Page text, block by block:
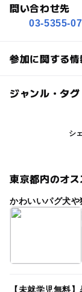
問い合わせ先
03-5355-
参加に関する情
対象年齢
3歳･4歳･5
ジャンル・タグ
タグ
インフィオラー
シ
東京都内のオ
かわいいパグ犬や
【未就学児無料